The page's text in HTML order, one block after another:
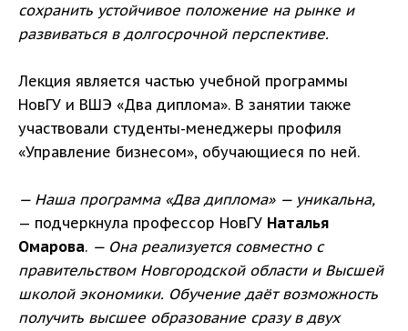
сохранить устойчивое положение на рынке и
развиваться в долгосрочной перспективе.
Лекция является частью учебной программы
НовГУ и ВШЭ «Два диплома». В занятии также
участвовали студенты-менеджеры профиля
«Управление бизнесом», обучающиеся по ней.
— Наша программа «Два диплома» — уникальна,
— подчеркнула профессор НовГУ Наталья
Омарова. — Она реализуется совместно с
правительством Новгородской области и Высшей
школой экономики. Обучение даёт возможность
получить высшее образование сразу в двух